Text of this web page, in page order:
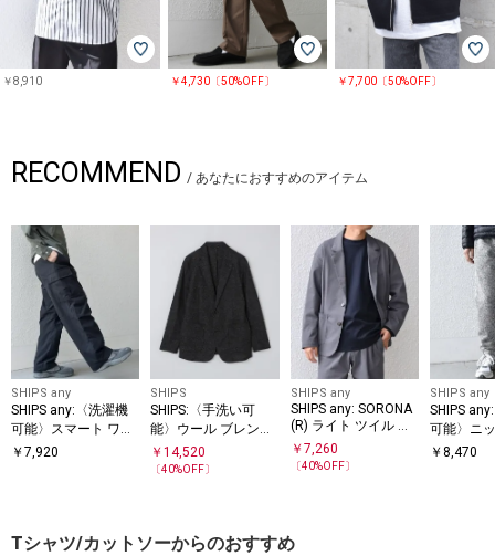
￥8,910 ￥4,730〔50%OFF〕 ￥7,700〔50%OFF〕
RECOMMEND / あなたにおすすめのアイテム
SHIPS any
SHIPS any:〈洗濯機
可能〉スマート ワイ
ド イージー カーゴ
￥ 7,920
SHIPS
SHIPS:〈手洗い可
能〉ウール ブレンド
カラミ ジャケット
￥14,520
〔40%OFF〕
SHIPS any
SHIPS any: SORONA
(R) ライト ツイル ス
トレッチ リラックス
ジャケット(セットア
￥ 7,260
〔40%OFF〕
SHIPS any
SHIPS
可能〉ニ
ス 裏起毛
￥8,470
Tシャツ/カットソーからのおすすめ